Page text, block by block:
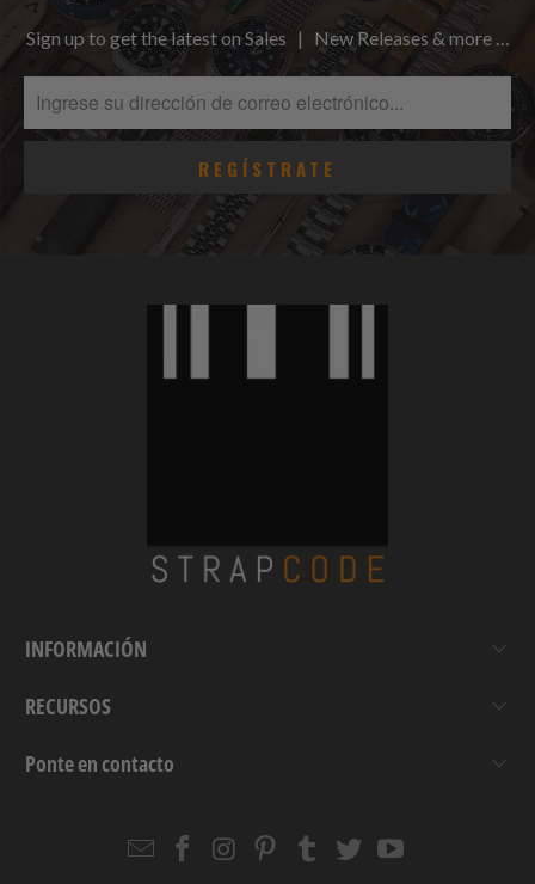
Sign up to get the latest on Sales | New Releases & more …
INFORMACIÓN
RECURSOS
Ponte en contacto
EmailStrapcode
Strapcode
Strapcode
Strapcode
Strapcode